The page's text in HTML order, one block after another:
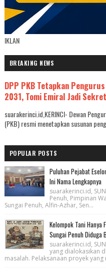
IKLAN
BREAKING NEWS
DPP PKB Tetapkan
2031, Tomi Emiral Jadi
suarakerinci.id,KERINCI- Dewan
(PKB) resmi menetapkan susunan
POPULAR POSTS
Puluhan Pejabat
Ini Nama Lengkapnya
suarakerinci.id,
Penuh, Pimpinan
Sungai Penuh, Alfin-Azhar, Sen...
Kelompok Tani Hanya
Sungai Penuh Diduga
suarakerinci.id,
yang dialokasikan
masalah. Pelaksanaan proyek yang